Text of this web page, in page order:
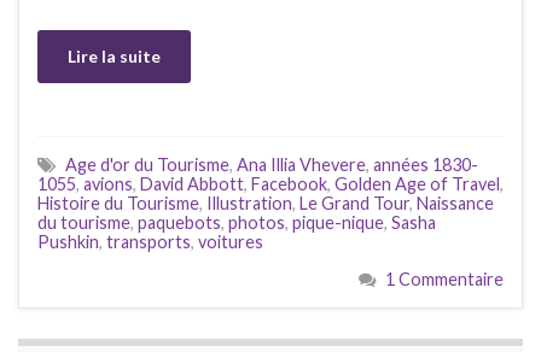
Lire la suite
Age d'or du Tourisme, Ana Illia Vhevere, années 1830-
1055, avions, David Abbott, Facebook, Golden Age of Travel,
Histoire du Tourisme, Illustration, Le Grand Tour, Naissance
du tourisme, paquebots, photos, pique-nique, Sasha
Pushkin, transports, voitures
1 Commentaire